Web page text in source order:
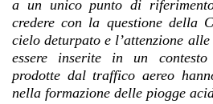
a un unico punto di
credere con la questione della
cielo deturpato e l’attenzione
essere inserite in un
prodotte dal traffico aereo
nella formazione delle piogge